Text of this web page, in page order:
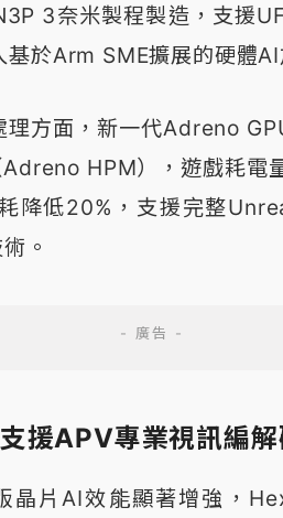
3奈米製程製造，支援
於Arm SME擴展的硬體AI
理方面，新一代Adreno
HPM），遊戲耗電
降低20%，支援完整
。
援APV專業視訊編
晶片AI效能顯著增強，